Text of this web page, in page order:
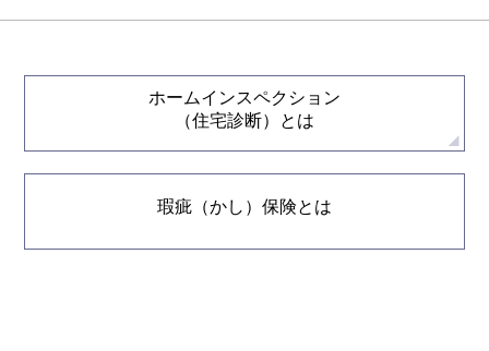
ホームインスペクション
（住宅診断）とは
瑕疵（かし）保険とは